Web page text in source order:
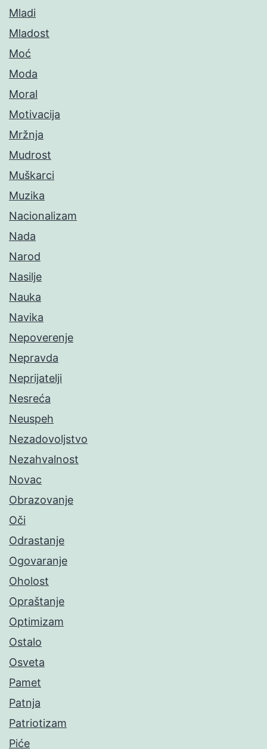
Mladi
Mladost
Moć
Moda
Moral
Motivacija
Mržnja
Mudrost
Muškarci
Muzika
Nacionalizam
Nada
Narod
Nasilje
Nauka
Navika
Nepoverenje
Nepravda
Neprijatelji
Nesreća
Neuspeh
Nezadovoljstvo
Nezahvalnost
Novac
Obrazovanje
Oči
Odrastanje
Ogovaranje
Oholost
Opraštanje
Optimizam
Ostalo
Osveta
Pamet
Patnja
Patriotizam
Piće